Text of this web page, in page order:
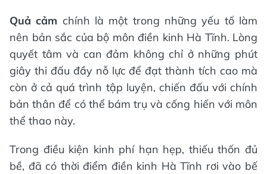
Quả cảm chính là một trong những yếu tố làm
nên bản sắc của bộ môn điền kinh Hà Tĩnh. Lòng
quyết tâm và can đảm không chỉ ở những phút
giây thi đấu đầy nỗ lực để đạt thành tích cao mà
còn ở cả quá trình tập luyện, chiến đấu với chính
bản thân để có thể bám trụ và cống hiến với môn
thể thao này.
Trong điều kiện kinh phí hạn hẹp, thiếu thốn đủ
bề, đã có thời điểm điền kinh Hà Tĩnh rơi vào bế